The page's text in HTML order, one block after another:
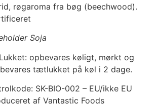
røgaroma fra bøg (beechwood).
Soja
Lukket: opbevares køligt, mørkt og
tætlukket på køl i 2 dage.
SK-BIO-002 – EU/ikke EU
af Vantastic Foods